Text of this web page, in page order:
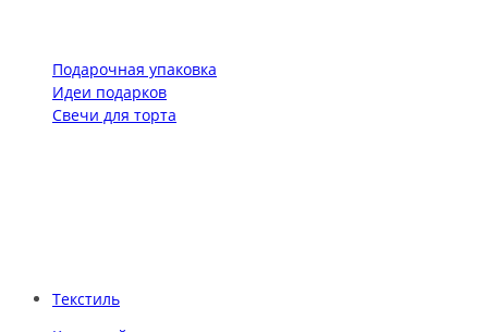
Подарочная упаковка
Идеи подарков
Свечи для торта
Текстиль